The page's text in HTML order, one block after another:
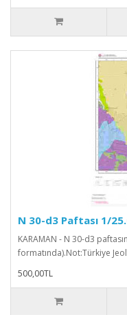
N 30-d3 Paftası 1/
KARAMAN - N 30-d3
formatında).Not:Türkiye
500,00TL